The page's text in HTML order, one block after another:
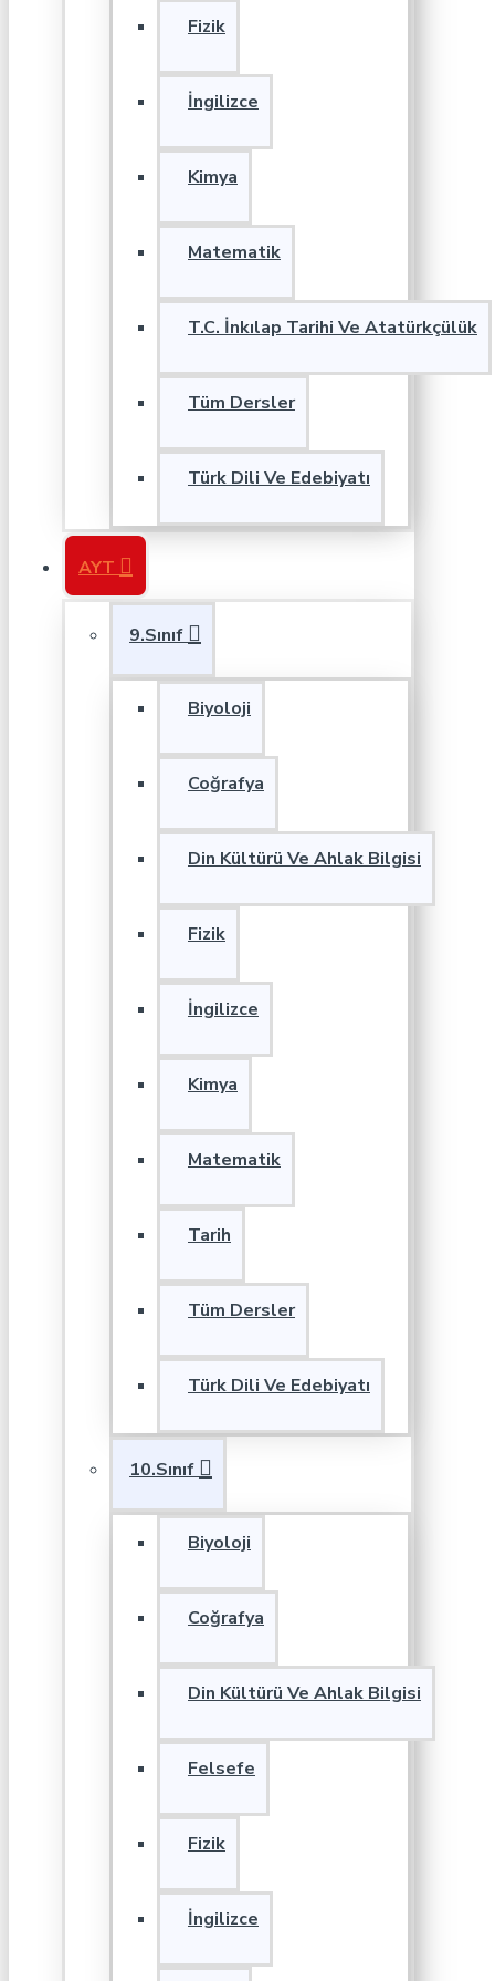
Fizik
İngilizce
Kimya
Matematik
T.C. İnkılap Tarihi Ve Atatürkçülük
Tüm Dersler
Türk Dili Ve Edebiyatı
AYT
9.Sınıf
Biyoloji
Coğrafya
Din Kültürü Ve Ahlak Bilgisi
Fizik
İngilizce
Kimya
Matematik
Tarih
Tüm Dersler
Türk Dili Ve Edebiyatı
10.Sınıf
Biyoloji
Coğrafya
Din Kültürü Ve Ahlak Bilgisi
Felsefe
Fizik
İngilizce